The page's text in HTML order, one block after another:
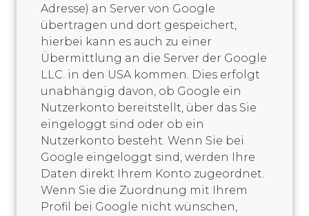
Adresse) an Server von Google
übertragen und dort gespeichert,
hierbei kann es auch zu einer
Übermittlung an die Server der Google
LLC. in den USA kommen. Dies erfolgt
unabhängig davon, ob Google ein
Nutzerkonto bereitstellt, über das Sie
eingeloggt sind oder ob ein
Nutzerkonto besteht. Wenn Sie bei
Google eingeloggt sind, werden Ihre
Daten direkt Ihrem Konto zugeordnet.
Wenn Sie die Zuordnung mit Ihrem
Profil bei Google nicht wünschen,